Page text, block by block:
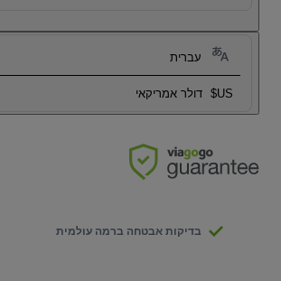
עברית
US$ דולר אמריקאי
בדיקות אבטחה ברמה עולמית